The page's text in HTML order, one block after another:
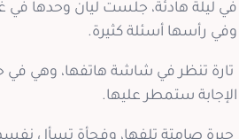
في ليلة هادئة، جلست ليان وحدها
وفي رأسها أسئلة كثيرة.
تارة تنظر في شاشة هاتفها، وهي في
الإجابة ستمطر عليها.